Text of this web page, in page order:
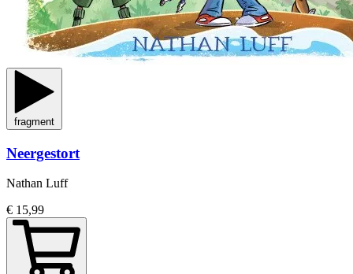
fragment
Neergestort
Nathan Luff
€ 15,99